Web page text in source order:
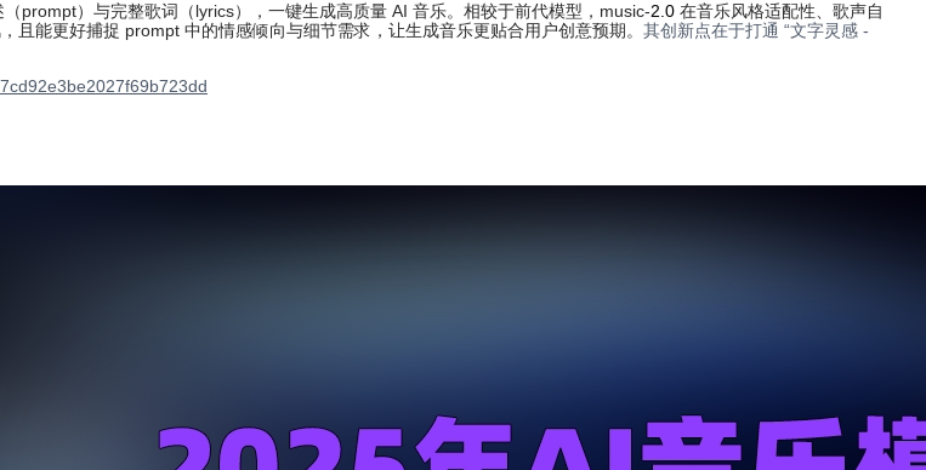
prompt）与完整歌词（lyrics），一键生成高质量 AI 音乐。相较于前代模型，music-2.0 在音乐风格适配性、歌声自
能更好捕捉 prompt 中的情感倾向与细节需求，让生成音乐更贴合用户创意预期。 其创新点在于打通 “文字灵感 -